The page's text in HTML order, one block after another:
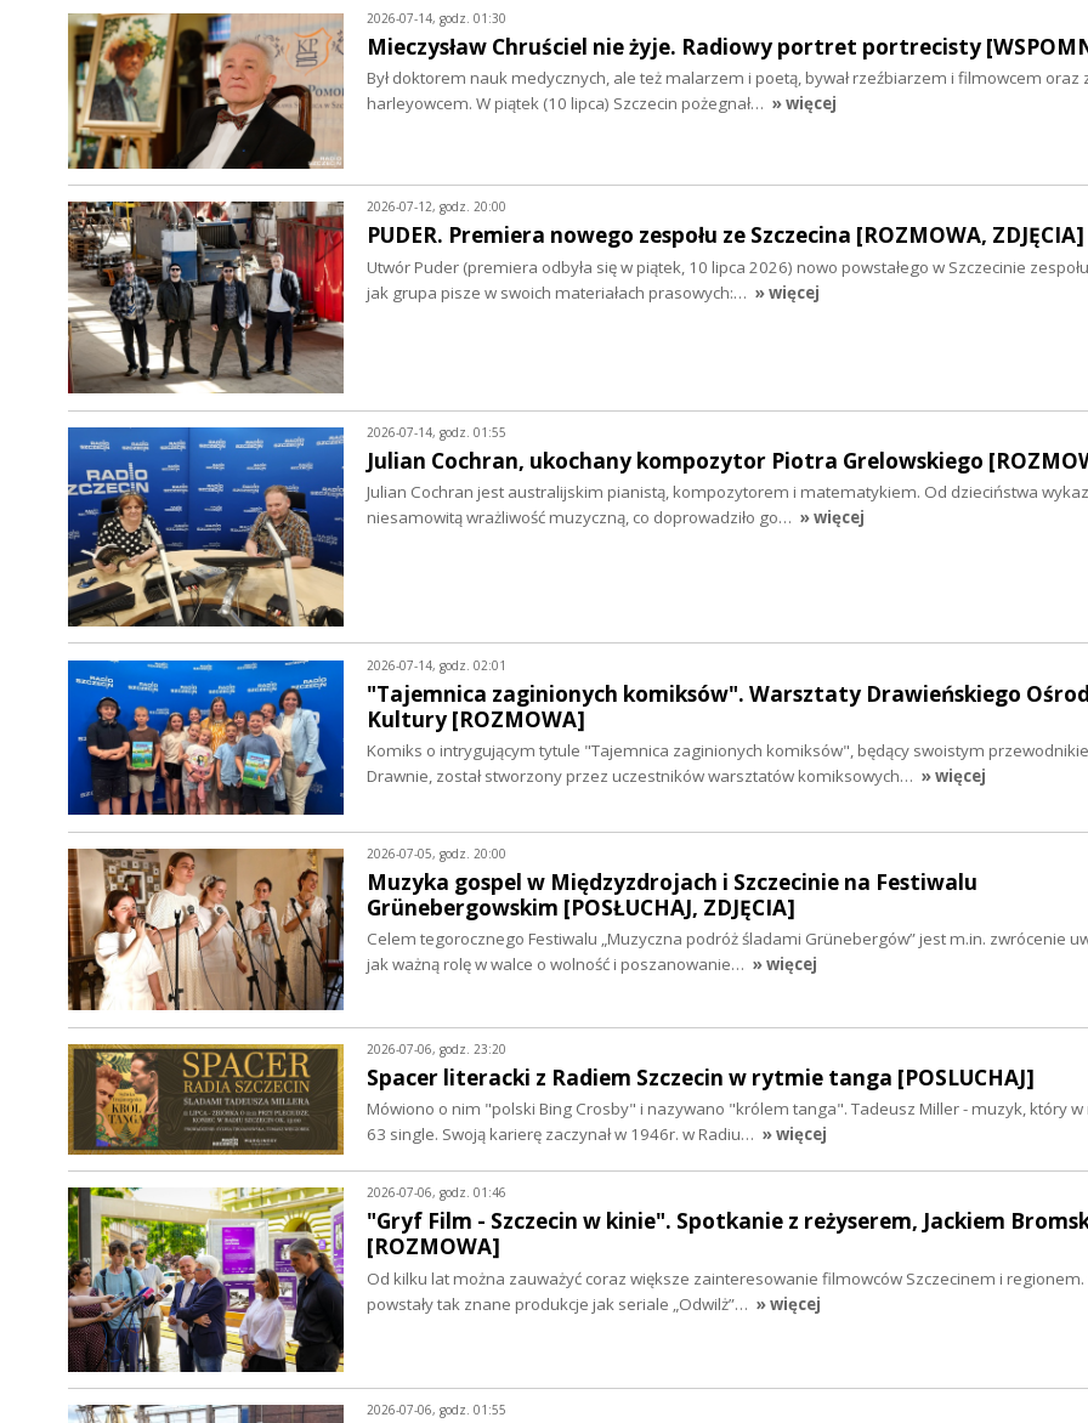
2026-07-14, godz. 01:30
Mieczysław Chruściel nie żyje. Radiowy portret portrecisty
Był doktorem nauk medycznych, ale też malarzem i poetą, bywał rzeźbiarzem i filmowcem oraz
harleyowcem. W piątek (10 lipca) Szczecin pożegnał… » więcej
2026-07-12, godz. 20:00
PUDER. Premiera nowego zespołu ze Szczecina [ROZMOWA, ZDJĘCIA]
Utwór Puder (premiera odbyła się w piątek, 10 lipca 2026) nowo powstałego w Szczecinie
jak grupa pisze w swoich materiałach prasowych:… » więcej
2026-07-14, godz. 01:55
Julian Cochran, ukochany kompozytor Piotra Grelowskiego
Julian Cochran jest australijskim pianistą, kompozytorem i matematykiem. Od dzieciństwa
niesamowitą wrażliwość muzyczną, co doprowadziło go… » więcej
2026-07-14, godz. 02:01
"Tajemnica zaginionych komiksów". Warsztaty Drawieńskiego
Kultury [ROZMOWA]
Komiks o intrygującym tytule "Tajemnica zaginionych komiksów", będący swoistym
Drawnie, został stworzony przez uczestników warsztatów komiksowych… » więcej
2026-07-05, godz. 20:00
Muzyka gospel w Międzyzdrojach i Szczecinie na Festiwalu
Grünebergowskim [POSŁUCHAJ, ZDJĘCIA]
Celem tegorocznego Festiwalu „Muzyczna podróż śladami Grünebergów” jest m.in. zwrócenie
jak ważną rolę w walce o wolność i poszanowanie… » więcej
2026-07-06, godz. 23:20
Spacer literacki z Radiem Szczecin w rytmie tanga [POSLUCHAJ]
Mówiono o nim "polski Bing Crosby" i nazywano "królem tanga". Tadeusz Miller - muzyk, który w
63 single. Swoją karierę zaczynał w 1946r. w Radiu… » więcej
2026-07-06, godz. 01:46
"Gryf Film - Szczecin w kinie". Spotkanie z reżyserem, Jackiem
[ROZMOWA]
Od kilku lat można zauważyć coraz większe zainteresowanie filmowców Szczecinem i
powstały tak znane produkcje jak seriale „Odwilż”… » więcej
2026-07-06, godz. 01:55